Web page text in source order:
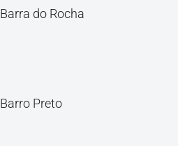
Barra do Rocha
Barro Preto